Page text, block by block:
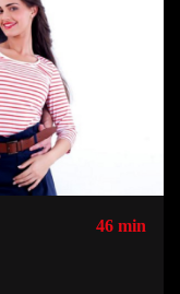
46 min